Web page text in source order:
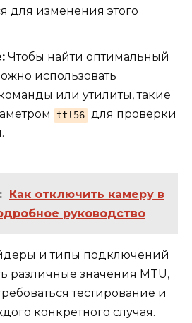
для изменения этого
Чтобы найти оптимальный
использовать
или утилиты, такие
ttl56 для проверки
Как отключить камеру в
руководство
и типы подключений
различные значения MTU,
тестирование и
конкретного случая.